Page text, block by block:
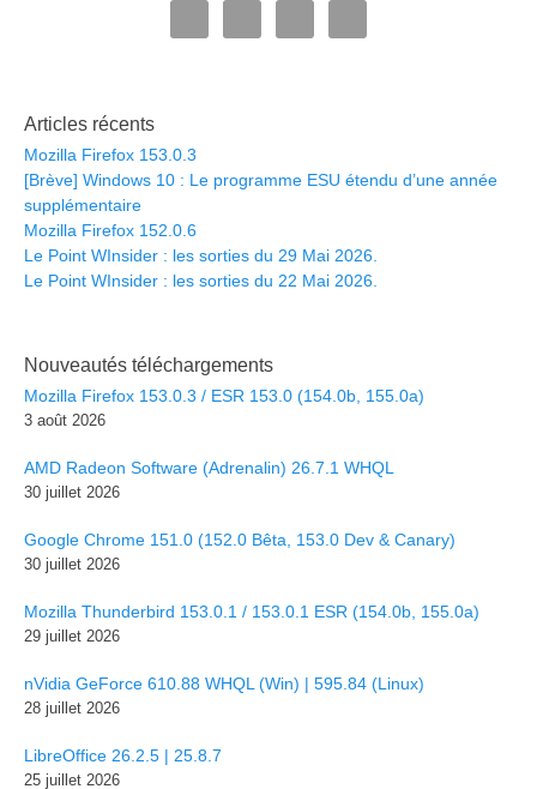
Articles récents
Mozilla Firefox 153.0.3
[Brève] Windows 10 : Le programme ESU étendu d’une année
supplémentaire
Mozilla Firefox 152.0.6
Le Point WInsider : les sorties du 29 Mai 2026.
Le Point WInsider : les sorties du 22 Mai 2026.
Nouveautés téléchargements
Mozilla Firefox 153.0.3 / ESR 153.0 (154.0b, 155.0a)
3 août 2026
AMD Radeon Software (Adrenalin) 26.7.1 WHQL
30 juillet 2026
Google Chrome 151.0 (152.0 Bêta, 153.0 Dev & Canary)
30 juillet 2026
Mozilla Thunderbird 153.0.1 / 153.0.1 ESR (154.0b, 155.0a)
29 juillet 2026
nVidia GeForce 610.88 WHQL (Win) | 595.84 (Linux)
28 juillet 2026
LibreOffice 26.2.5 | 25.8.7
25 juillet 2026